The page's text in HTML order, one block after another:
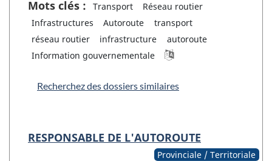
Mots clés : Transport
Réseau routier
Infrastructures
Autoroute
transport
réseau routier
infrastructure
autoroute
Information gouvernementale
Recherchez des dossiers similaires
RESPONSABLE DE L'AUTOROUTE
Provinciale / Territoriale